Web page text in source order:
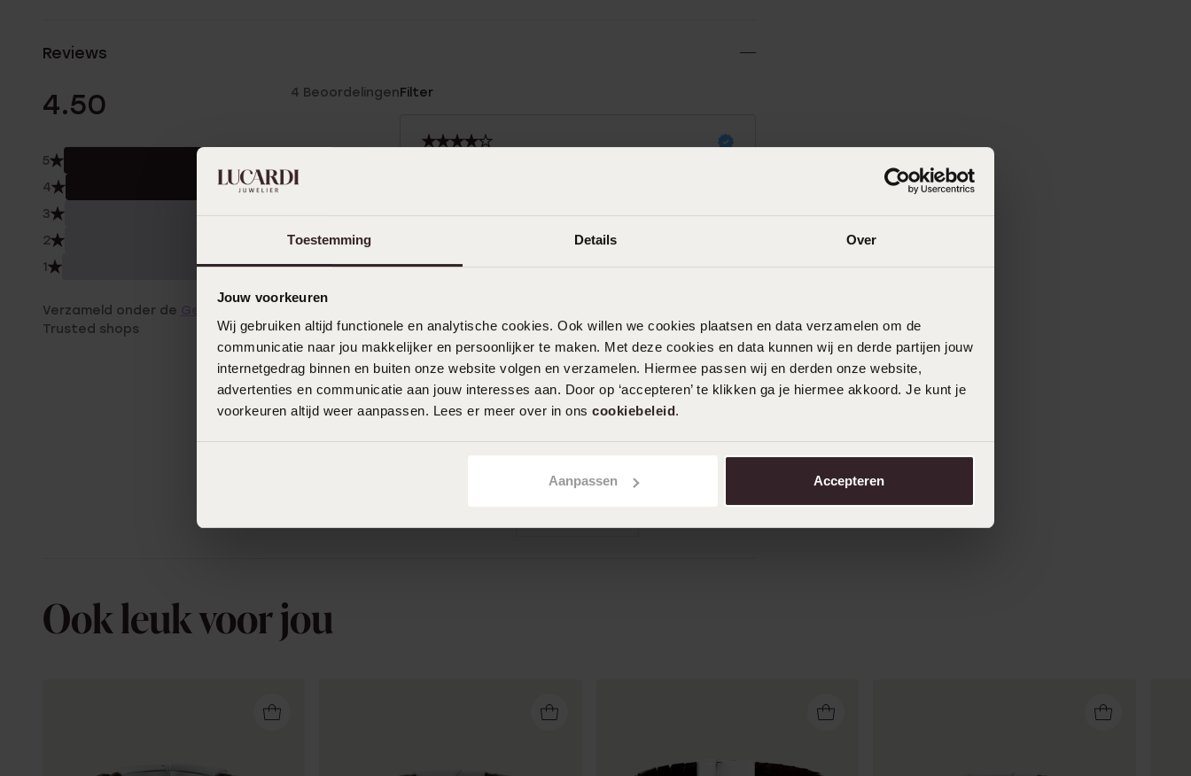
Toestemming Details Over
Jouw voorkeuren
Wij gebruiken altijd functionele en analytische cookies. Ook willen we cookies plaatsen en data verzamelen om de
communicatie naar jou makkelijker en persoonlijker te maken. Met deze cookies en data kunnen wij en derde partijen jouw
internetgedrag binnen en buiten onze website volgen en verzamelen. Hiermee passen wij en derden onze website,
advertenties en communicatie aan jouw interesses aan. Door op ‘accepteren’ te klikken ga je hiermee akkoord. Je kunt je
voorkeuren altijd weer aanpassen. Lees er meer over in ons cookiebeleid.
Aanpassen Accepteren
Reviews
4.50 4 Beoordelingen
5
4
3 0.0%
2 0.0%
1 0.0%
Verzameld onder de
Trusted shops
Filter
wel goede kwaliteit.
01-08-2023 - M B.
Hele mooie armband geworden Met
Ook leuk voor jou